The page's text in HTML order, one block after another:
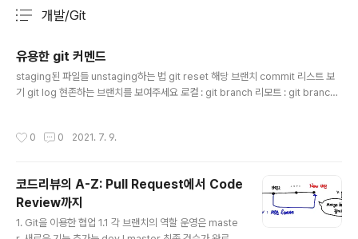
개발/Git
유용한 git 커멘드
staging된 파일들 unstaging하는 법 git reset 해당 브랜치 commit 리스트 보
기 git log 현존하는 브랜치를 보여주세요 로컬 : git branch 리모트 : git branch
는 로그인 수정 이라면 둘은 성격이 완전 다른거니까..! 참고 URL: https://stackov
함께 git ..
0 0 2021. 7. 9.
코드리뷰의 A-Z: Pull Request에서 Code
Review까지
1. Git을 이용한 협업 1.1 각 브랜치의 역할 운영은 maste